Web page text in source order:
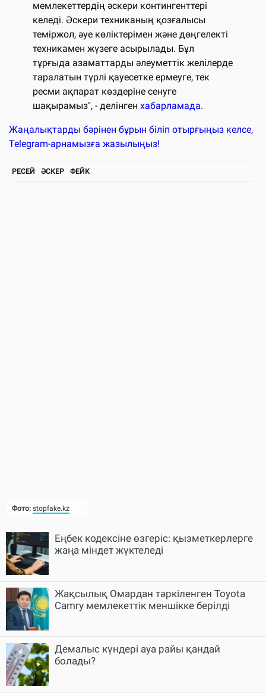
Фото: stopfake.kz
мемлекеттердің әскери контингенттері
келеді. Әскери техниканың қозғалысы
теміржол, әуе көліктерімен және дөңгелекті
техникамен жүзеге асырылады. Бұл
тұрғыда азаматтарды әлеуметтік желілерде
таралатын түрлі қауесетке ермеуге, тек
ресми ақпарат көздеріне сенуге
шақырамыз", - делінген хабарламада.
Жаңалықтарды бәрінен бұрын біліп отырғыңыз келсе,
Telegram-арнамызға жазылыңыз!
РЕСЕЙ ӘСКЕР ФЕЙК
Еңбек кодексіне өзгеріс: қызметкерлерге
жаңа міндет жүктеледі
Жақсылық Омардан тәркіленген Toyota
Camry мемлекеттік меншікке берілді
Демалыс күндері ауа райы қандай
болады?